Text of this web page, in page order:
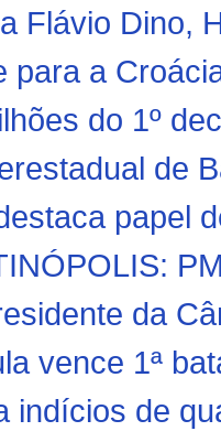
Flávio Dino,
para a
do 1º
de
papel
da
vence 1ª
indícios de